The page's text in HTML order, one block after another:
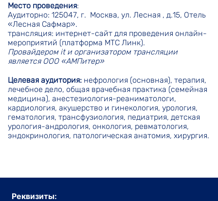
Место проведения:
Аудиторно: 125047, г. Москва, ул. Лесная , д.15, Отель
«Лесная Сафмар».
трансляция: интернет-сайт для проведения онлайн-
мероприятий (платформа МТС Линк).
Провайдером it и организатором трансляции
является ООО «АМПитер»
Целевая аудитория: нефрология (основная), терапия,
лечебное дело, общая врачебная практика (семейная
медицина), анестезиология-реаниматологи,
кардиология, акушерство и гинекология, урология,
гематология, трансфузиология, педиатрия, детская
урология-андрология, онкология, ревматология,
эндокринология, патологическая анатомия, хирургия.
Реквизиты: